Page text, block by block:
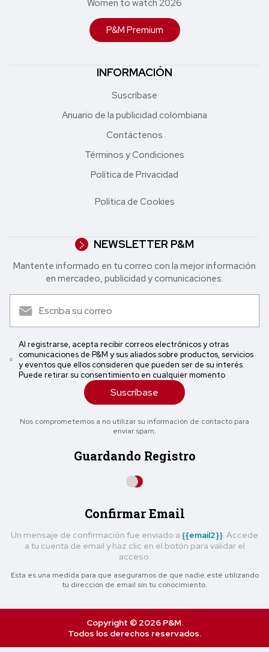
Women to watch 2026
P&M Premium
INFORMACIÓN
Suscríbase
Anuario de la publicidad colombiana
Contáctenos
Términos y Condiciones
Política de Privacidad
Política de Cookies
NEWSLETTER P&M
Mantente informado en tu correo con la mejor in formación
en mercadeo, publicidad y comunicaciones.
Al registrarse, acepta recibir correos electrónicos y otras
comunicaciones de P&M y sus aliados sobre productos, servicios
y eventos que ellos consideren que pueden ser de su interés.
Puede retirar su consentimiento en cualquier momento
Suscríbase
Nos comprometemos a no utilizar su información de contacto para
enviar spam.
Guardando Registro
Confirmar Email
Un mensaje de confirmación fue enviado a {{email2}} . Accede
a tu cuenta de email y haz clic en el botón para validar el
acceso.
Esta es una medida para que asegurarnos de que nadie esté utilizando
tu dirección de email sin tu conocimiento.
Copyright © 2026 P&M.
Todos los derechos reservados.